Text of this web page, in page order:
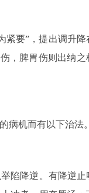
紧要”，提出调升降
，脾胃伤则出纳之
病机而有以下治法。
陷降逆。有降逆止